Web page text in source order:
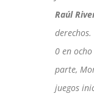
Raúl
0 en
parte,
juegos